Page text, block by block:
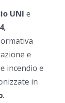
UNI e
,
e
incendio e
in
.